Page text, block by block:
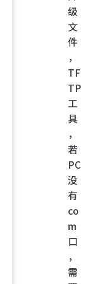
级
文
件
，
TF
TP
工
具
，
若
PC
没
有
co
m
口
，
需